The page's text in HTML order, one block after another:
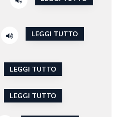
LEGGI TUTTO
LEGGI TUTTO
LEGGI TUTTO